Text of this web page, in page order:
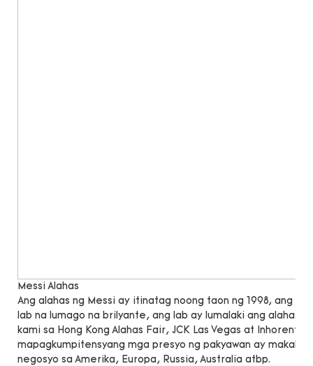
Messi Alahas
Ang alahas ng Messi ay itinatag noong taon ng 1998, ang
lab na lumago na brilyante, ang lab ay lumalaki ang alahas
kami sa Hong Kong Alahas Fair, JCK Las Vegas at
mapagkumpitensyang mga presyo ng pakyawan ay
negosyo sa Amerika, Europa, Russia, Australia atbp.